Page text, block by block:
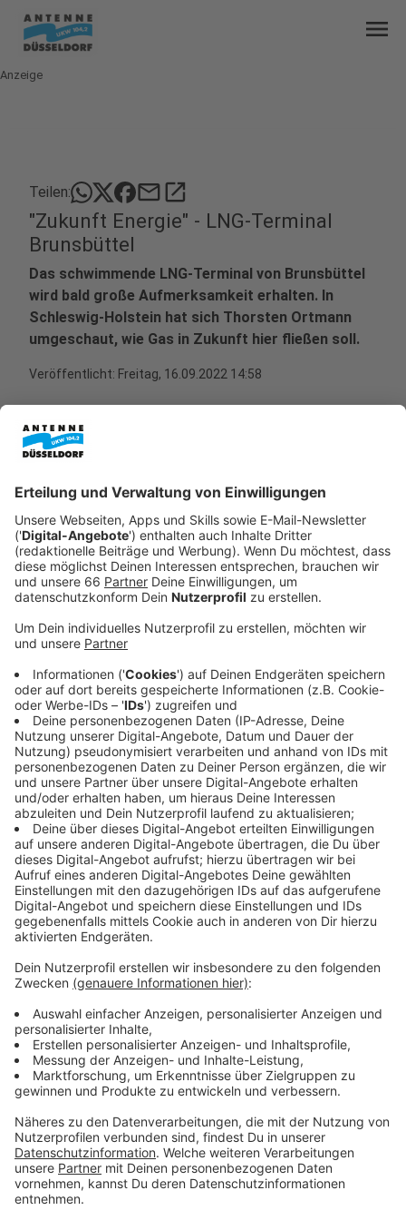
menu
Anzeige
Teilen: mailopen_in_new
"Zukunft Energie" - LNG-Terminal
Brunsbüttel
Das schwimmende LNG-Terminal von Brunsbüttel
wird bald große Aufmerksamkeit erhalten. In
Schleswig-Holstein hat sich Thorsten Ortmann
umgeschaut, wie Gas in Zukunft hier fließen soll.
Veröffentlicht: Freitag, 16.09.2022 14:58
Anzeige
Ganz Deutschlad schaut in den kommenden Wochen
Küstenstädte sollen uns durch den Winter bringen,
indem sie russisches Gas durch Flüssiggaslieferungen
ersetzen.
Situation immer ernster
Anzeige
Die Situation hat sich seit dem Lieferstopp durch die
Nord Stream 1-Pipeline nochmal zugespitzt. Wir haben
uns gefragt, wie weit die Bauarbeiten sind und ob die
Terminals Ende des Jahres wirklich schon
Flüssiggaslieferungen abfertigen können? Reporter
Thorsten Ortmann hat sich darum auf den Weg nach
Brunsbüttel gemacht um der Frage nachzugehen
Anzeige
Deutschland schaut
Anzeige
Anzeige
Der Hafen in Brunsbüttel. Hier treffen wir den Mann,
auf den ganz Deutschland in diesen Tagen schaut -